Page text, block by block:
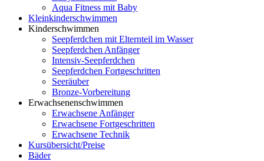
Aqua Fitness mit Baby
Kleinkinderschwimmen
Kinderschwimmen
Seepferdchen mit Elternteil im Wasser
Seepferdchen Anfänger
Intensiv-Seepferdchen
Seepferdchen Fortgeschritten
Seeräuber
Bronze-Vorbereitung
Erwachsenenschwimmen
Erwachsene Anfänger
Erwachsene Fortgeschritten
Erwachsene Technik
Kursübersicht/Preise
Bäder